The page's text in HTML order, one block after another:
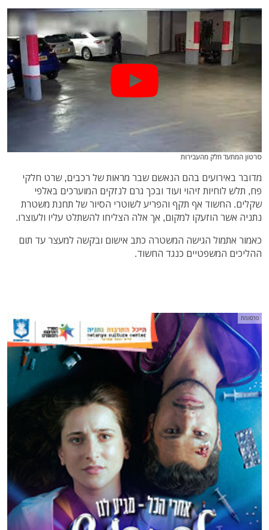
סרטון המתעד חלק מהעבירות
מדובר באירועים בהם הנאשם שבר מראות של רכבים, שרט חלקי
פח, תלש לוחיות זיהוי ועוד ובכך גרם לנזקים המוערכים באלפי
שקלים. החשוד אף תקף והפריע לשוטרי הסיור של תחנת משטרת
נתניה אשר הוזעקו למקום, אך אלה הצליחו להשתלט עליו ולעוצרו.
כאמור אתמול הגישה המשטרה כתב אישום ובקשה למעצר עד תום
ההליכים המשפטיים כנגד החשוד.
פרסומת